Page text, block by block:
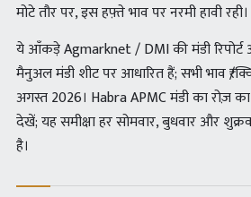
मोटे तौर पर, इस हफ़्ते भाव पर नरमी हावी रही।
ये आँकड़े Agmarknet / DMI की मंडी रिपोर्ट
मैनुअल मंडी शीट पर आधारित हैं; सभी भाव ₹/
अगस्त 2026। Habra APMC मंडी का रोज़
देखें; यह समीक्षा हर सोमवार, बुधवार और
है।